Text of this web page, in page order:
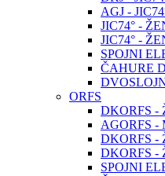
AGJ -
JIC74° -
JIC74° -
SPOJNI
ČAHURE
ORFS
DKORFS -
AGORFS -
DKORFS -
DKORFS -
SPOJNI